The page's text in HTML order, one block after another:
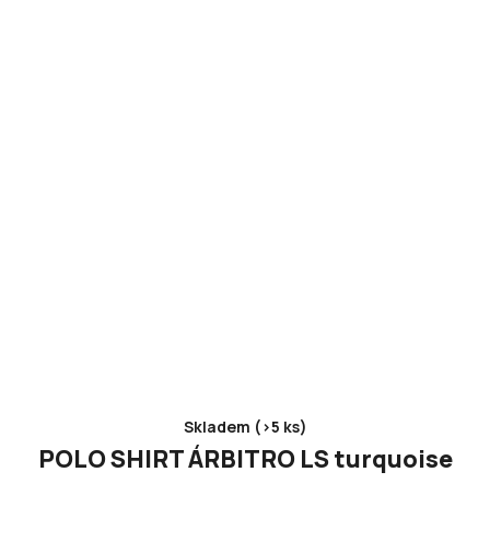
Skladem (>5 ks)
POLO SHIRT ÁRBITRO LS turquoise